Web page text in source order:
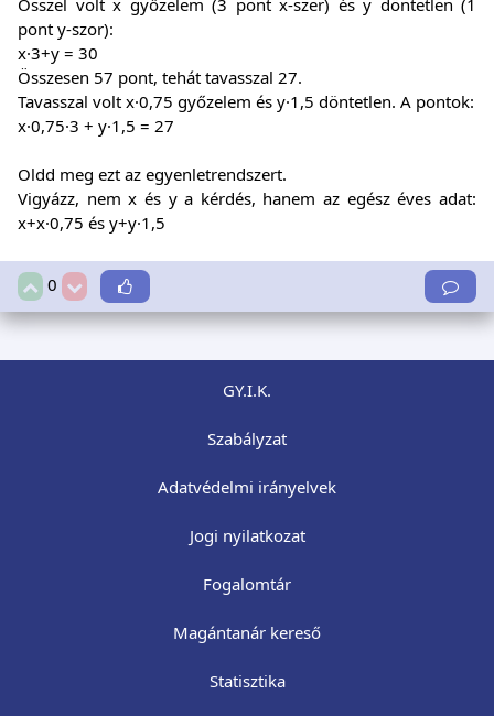
pont y-szor):
x·3+y = 30
Összesen 57 pont, tehát tavasszal 27.
Tavasszal volt x·0,75 győzelem és y·1,5 döntetlen. A pontok:
x·0,75·3 + y·1,5 = 27
Oldd meg ezt az egyenletrendszert.
Vigyázz, nem x és y a kérdés, hanem az egész éves adat:
x+x·0,75 és y+y·1,5
0
GY.I.K.
Szabályzat
Adatvédelmi irányelvek
Jogi nyilatkozat
Fogalomtár
Magántanár kereső
Statisztika